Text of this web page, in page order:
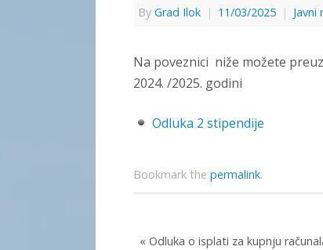
By Grad Ilok | 11/03/2025 | Javni
Na poveznici niže možete
2024. /2025. godini
Odluka 2 stipendije
Bookmark the permalink.
« Odluka o isplati za kupnju